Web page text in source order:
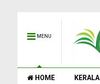
MENU
HOME KERALA